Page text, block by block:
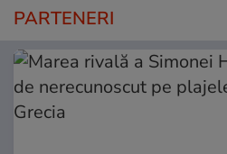
PARTENERI